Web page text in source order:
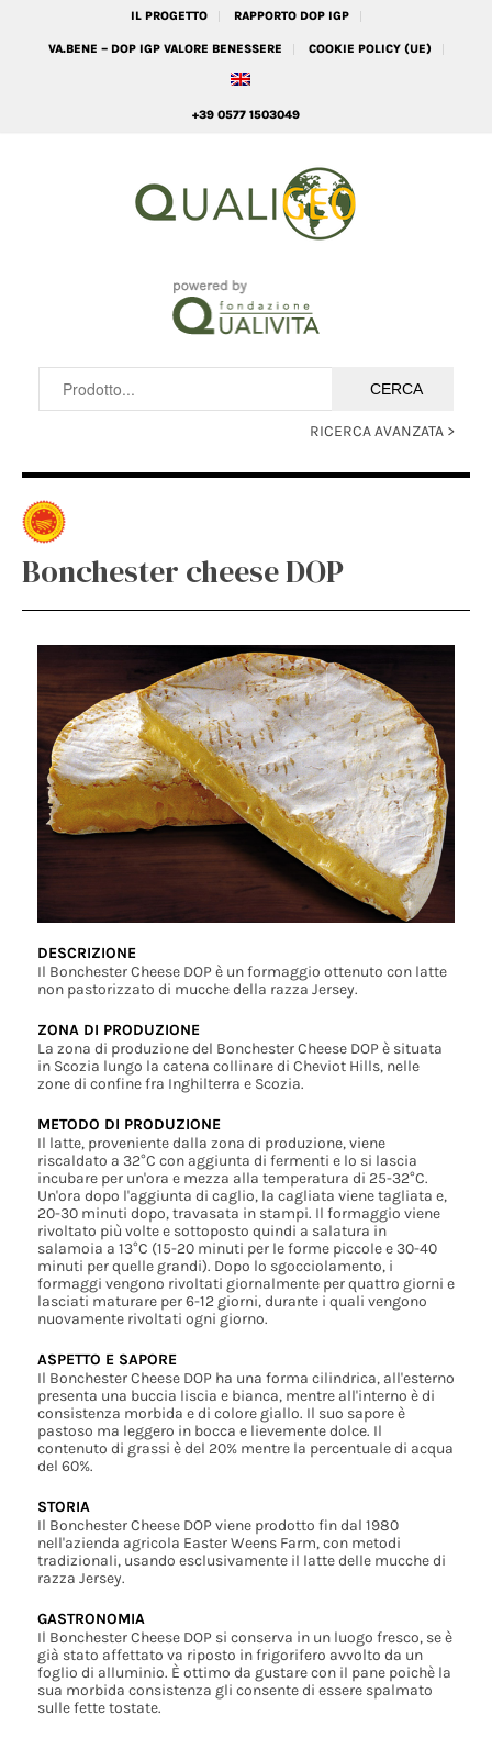
IL PROGETTO RAPPORTO DOP IGP
VA.BENE – DOP IGP VALORE BENESSERE COOKIE POLICY (UE)
+39 0577 1503049
RICERCA AVANZATA >
Bonchester cheese DOP
DESCRIZIONE
Il Bonchester Cheese DOP è un formaggio ottenuto con latte
non pastorizzato di mucche della razza Jersey.
ZONA DI PRODUZIONE
La zona di produzione del Bonchester Cheese DOP è situata
in Scozia lungo la catena collinare di Cheviot Hills, nelle
zone di confine fra Inghilterra e Scozia.
METODO DI PRODUZIONE
Il latte, proveniente dalla zona di produzione, viene
riscaldato a 32°C con aggiunta di fermenti e lo si lascia
incubare per un'ora e mezza alla temperatura di 25-32°C.
Un'ora dopo l'aggiunta di caglio, la cagliata viene tagliata e,
20-30 minuti dopo, travasata in stampi. Il formaggio viene
rivoltato più volte e sottoposto quindi a salatura in
salamoia a 13°C (15-20 minuti per le forme piccole e 30-40
minuti per quelle grandi). Dopo lo sgocciolamento, i
formaggi vengono rivoltati giornalmente per quattro giorni e
lasciati maturare per 6-12 giorni, durante i quali vengono
nuovamente rivoltati ogni giorno.
ASPETTO E SAPORE
Il Bonchester Cheese DOP ha una forma cilindrica, all'esterno
presenta una buccia liscia e bianca, mentre all'interno è di
consistenza morbida e di colore giallo. Il suo sapore è
pastoso ma leggero in bocca e lievemente dolce. Il
contenuto di grassi è del 20% mentre la percentuale di acqua
del 60%.
STORIA
Il Bonchester Cheese DOP viene prodotto fin dal 1980
nell'azienda agricola Easter Weens Farm, con metodi
tradizionali, usando esclusivamente il latte delle mucche di
razza Jersey.
GASTRONOMIA
Il Bonchester Cheese DOP si conserva in un luogo fresco, se è
già stato affettato va riposto in frigorifero avvolto da un
foglio di alluminio. È ottimo da gustare con il pane poichè la
sua morbida consistenza gli consente di essere spalmato
sulle fette tostate.